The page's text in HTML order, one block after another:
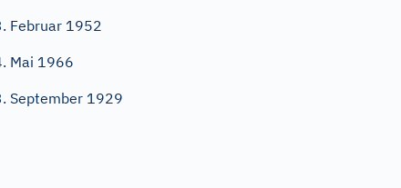
Februar 1952
Mai 1966
September 1929